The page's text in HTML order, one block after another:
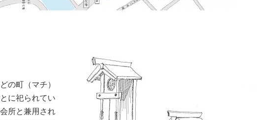
の町（マチ）
に祀られてい
所と兼用され